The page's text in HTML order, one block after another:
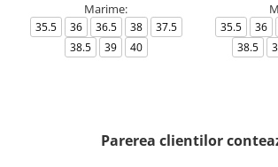
Marime:
35.5 36 36.5 38
37.5
38.5
39 40
35.5 36
38.5
Parerea clientilor